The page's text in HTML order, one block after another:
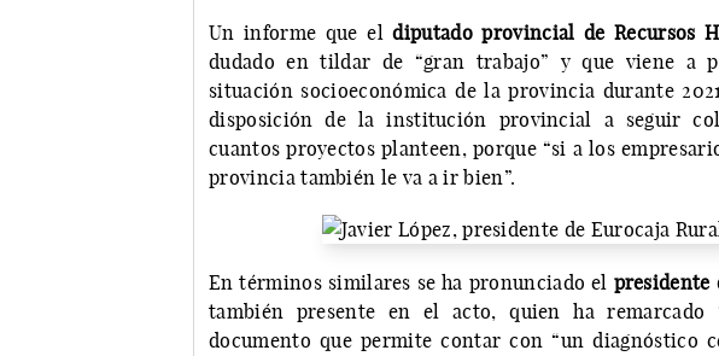
Un informe que eldiputado provincial de Recursos
dudado en tildar de “gran trabajo” y que viene a
situación socioeconómica de la provincia durante
disposición de la institución provincial a seguir
cuantos proyectos planteen, porque “si a los
provincia también le va a ir bien”.
En términos similares se ha pronunciado el presidente
también presente en el acto, quien ha
documento que permite contar con “un diagnóstico